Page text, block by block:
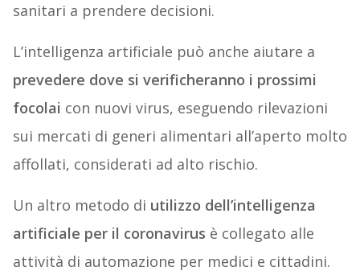
sanitari a prendere decisioni.
L’intelligenza artificiale può anche aiutare a
prevedere dove si verificheranno i prossimi
focolai con nuovi virus, eseguendo rilevazioni
sui mercati di generi alimentari all’aperto molto
affollati, considerati ad alto rischio.
Un altro metodo di utilizzo dell’intelligenza
artificiale per il coronavirus è collegato alle
attività di automazione per medici e cittadini.